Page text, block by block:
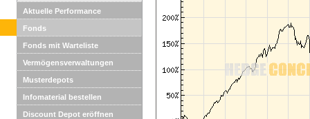
Aktuelle Performance
Fonds
Fonds mit Warteliste
Vermögensverwaltungen
Musterdepots
Infomaterial bestellen
Discount Depot eröffnen